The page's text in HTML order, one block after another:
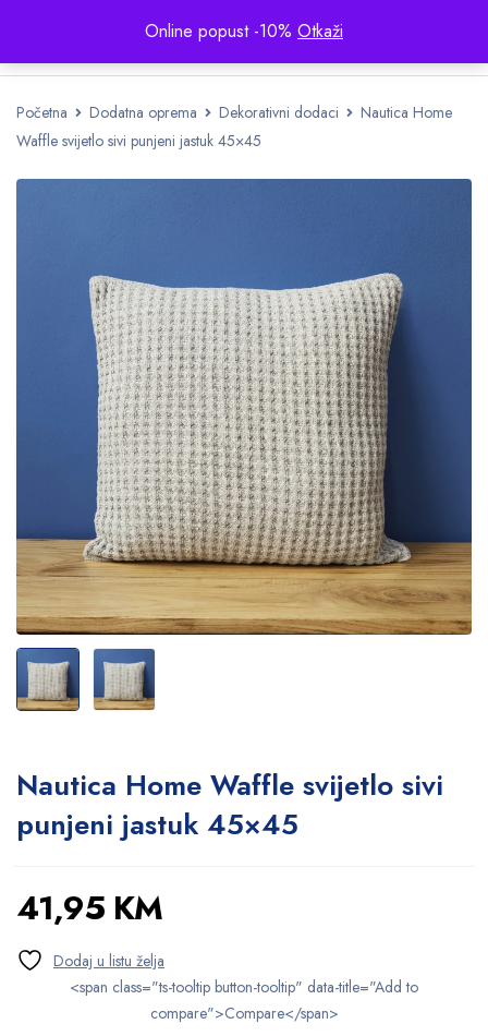
Online popust -10% Otkaži
Početna Dodatna oprema Dekorativni dodaci
Nautica Home
Waffle svijetlo sivi punjeni jastuk 45×45
Nautica Home Waffle svijetlo sivi
punjeni jastuk 45×45
41,95 KM
<span class="ts-tooltip button-tooltip" data-title="Add to
compare">Compare</span>